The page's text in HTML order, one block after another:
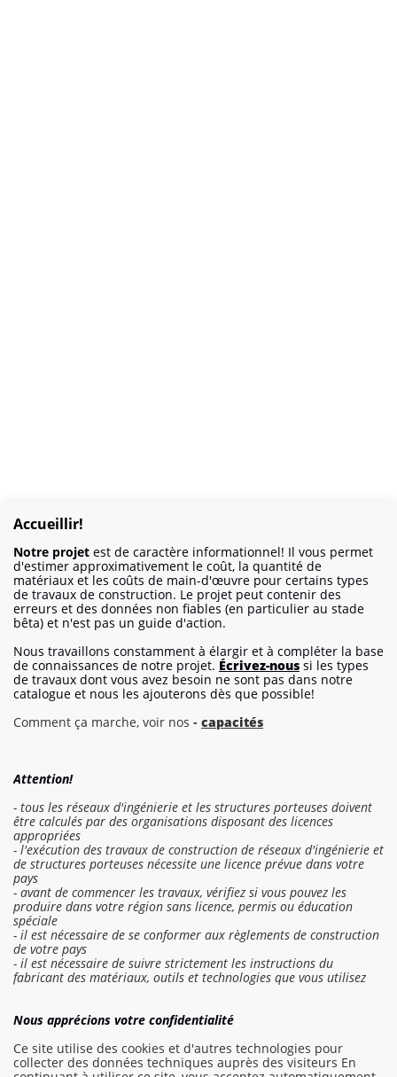
Se connecter au devis
Commander un travail
Accueillir!
Notre projet est de caractère informationnel! Il vous permet
d'estimer approximativement le coût, la quantité de
matériaux et les coûts de main-d'œuvre pour certains types
de travaux de construction. Le projet peut contenir des
erreurs et des données non fiables (en particulier au stade
bêta) et n'est pas un guide d'action.
Nous travaillons constamment à élargir et à compléter la base
de connaissances de notre projet. Écrivez-nous si les types
de travaux dont vous avez besoin ne sont pas dans notre
catalogue et nous les ajouterons dès que possible!
Comment ça marche, voir nos - capacités
Attention!
- tous les réseaux d'ingénierie et les structures porteuses doivent
être calculés par des organisations disposant des licences
appropriées
- l'exécution des travaux de construction de réseaux d'ingénierie et
de structures porteuses nécessite une licence prévue dans votre
pays
- avant de commencer les travaux, vérifiez si vous pouvez les
produire dans votre région sans licence, permis ou éducation
spéciale
- il est nécessaire de se conformer aux règlements de construction
de votre pays
- il est nécessaire de suivre strictement les instructions du
fabricant des matériaux, outils et technologies que vous utilisez
Nous apprécions votre confidentialité
Ce site utilise des cookies et d'autres technologies pour
collecter des données techniques auprès des visiteurs En